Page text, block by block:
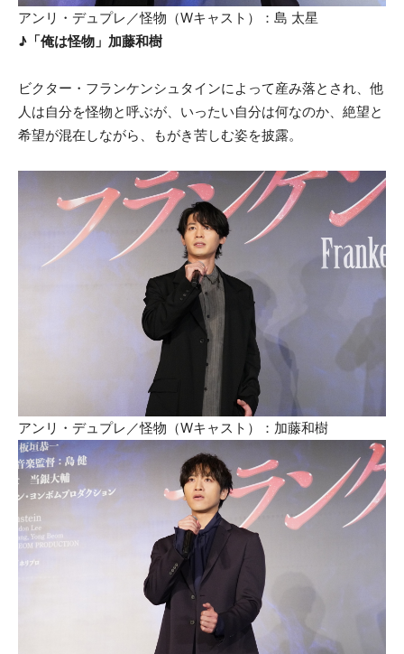
アンリ・デュプレ／怪物（Wキャスト）：島 太星
♪「俺は怪物」加藤和樹
ビクター・フランケンシュタインによって産み落とされ、他
人は自分を怪物と呼ぶが、いったい自分は何なのか、絶望と
希望が混在しながら、もがき苦しむ姿を披露。
アンリ・デュプレ／怪物（Wキャスト）：加藤和樹